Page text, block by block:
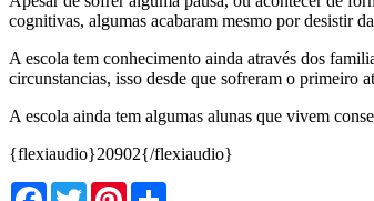
cognitivas, algumas acabaram mesmo por desistir
A escola tem conhecimento ainda através dos
circunstancias, isso desde que sofreram o primeiro
A escola ainda tem algumas alunas que vivem
{flexiaudio}20902{/flexiaudio}
Facebook
TwitterPinterest